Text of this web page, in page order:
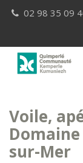
02 98 35 09
Voile,
sur-Mer